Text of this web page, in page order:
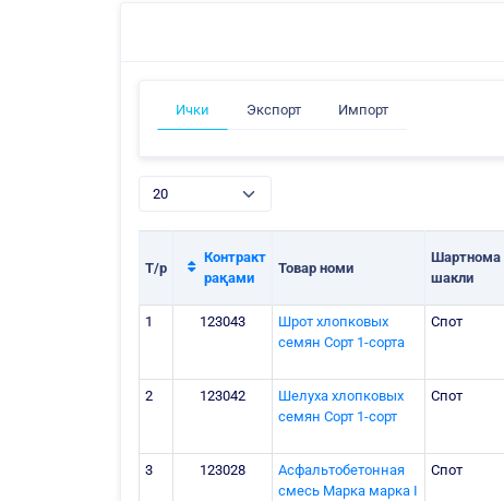
Ички Экспорт Импорт
Т/р
Контракт
рақами
Товар номи
Шартнома
шакли
1 123043
Шрот хлопковых
семян Сорт 1-сорта
Спот
2 123042
Шелуха хлопковых
семян Сорт 1-сорт
Спот
3 123028
Асфальтобетонная
смесь Марка марка I
Спот